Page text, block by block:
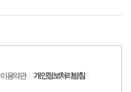
이용약관
개인정보처리방침